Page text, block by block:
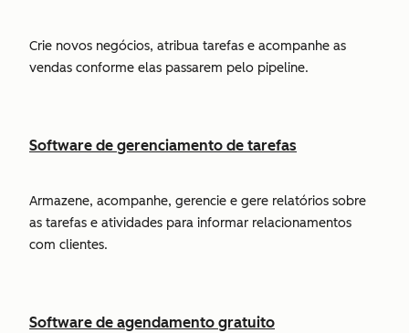
Crie novos negócios, atribua tarefas e acompanhe as
vendas conforme elas passarem pelo pipeline.
Software de gerenciamento de tarefas
Armazene, acompanhe, gerencie e gere relatórios sobre
as tarefas e atividades para informar relacionamentos
com clientes.
Software de agendamento gratuito